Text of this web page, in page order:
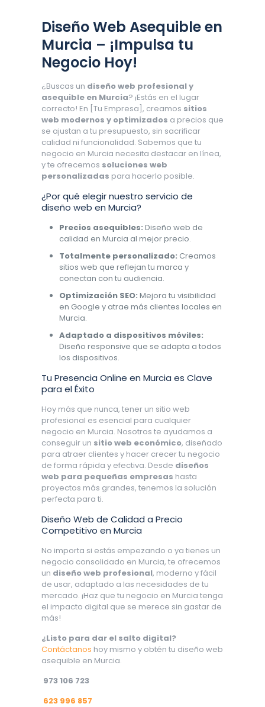
Diseño Web Asequible en
Murcia – ¡Impulsa tu
Negocio Hoy!
¿Buscas un diseño web profesional y
asequible en Murcia? ¡Estás en el lugar
correcto! En [Tu Empresa], creamos sitios
web modernos y optimizados a precios que
se ajustan a tu presupuesto, sin sacrificar
calidad ni funcionalidad. Sabemos que tu
negocio en Murcia necesita destacar en línea,
y te ofrecemos soluciones web
personalizadas para hacerlo posible.
¿Por qué elegir nuestro servicio de
diseño web en Murcia?
Precios asequibles: Diseño web de
calidad en Murcia al mejor precio.
Totalmente personalizado: Creamos
sitios web que reflejan tu marca y
conectan con tu audiencia.
Optimización SEO: Mejora tu visibilidad
en Google y atrae más clientes locales en
Murcia.
Adaptado a dispositivos móviles:
Diseño responsive que se adapta a todos
los dispositivos.
Tu Presencia Online en Murcia es Clave
para el Éxito
Hoy más que nunca, tener un sitio web
profesional es esencial para cualquier
negocio en Murcia. Nosotros te ayudamos a
conseguir un sitio web económico, diseñado
para atraer clientes y hacer crecer tu negocio
de forma rápida y efectiva. Desde diseños
web para pequeñas empresas hasta
proyectos más grandes, tenemos la solución
perfecta para ti.
Diseño Web de Calidad a Precio
Competitivo en Murcia
No importa si estás empezando o ya tienes un
negocio consolidado en Murcia, te ofrecemos
un diseño web profesional, moderno y fácil
de usar, adaptado a las necesidades de tu
mercado. ¡Haz que tu negocio en Murcia tenga
el impacto digital que se merece sin gastar de
más!
¿Listo para dar el salto digital?
Contáctanos hoy mismo y obtén tu diseño web
asequible en Murcia.
973 106 723
623 996 857